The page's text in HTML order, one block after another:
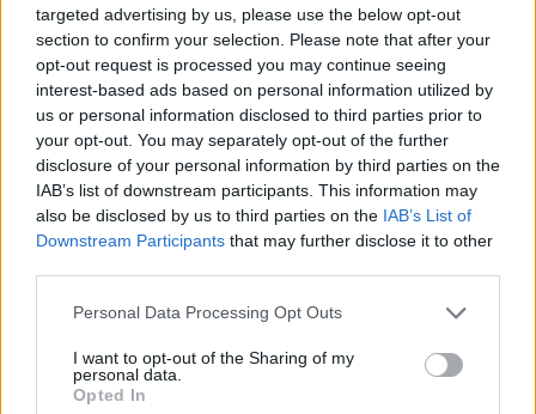
targeted advertising by us, please use the below opt-out
section to confirm your selection. Please note that after your
opt-out request is processed you may continue seeing
interest-based ads based on personal information utilized by
us or personal information disclosed to third parties prior to
your opt-out. You may separately opt-out of the further
disclosure of your personal information by third parties on the
IAB’s list of downstream participants. This information may
also be disclosed by us to third parties on the IAB’s List of
Downstream Participants that may further disclose it to other
Please note that this website/app uses one or more Google
not limited to your visit or usage behaviour. You may click to
grant or deny consent to Google and its third-party tags to
use your data for below specified purposes in below Google
Personal Data Processing Opt Outs
I want to opt-out of the Sharing of my
personal data.
Opted In